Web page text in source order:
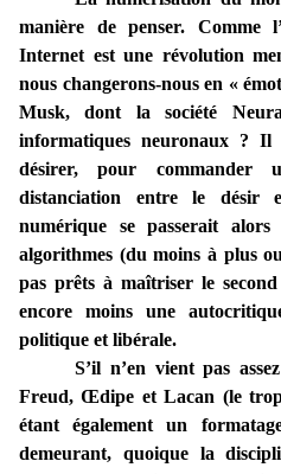
manière de penser. Comme
Internet est une révolution
nous changerons-nous en «
Musk, dont la société
informatiques neuronaux ?
désirer, pour commander
distanciation entre le désir
numérique se passerait
algorithmes (du moins à plus
pas prêts à maîtriser le
encore moins une
politique et libérale.
S’il n’en vient pas
Freud, Œdipe et Lacan (le
étant également un
demeurant, quoique la